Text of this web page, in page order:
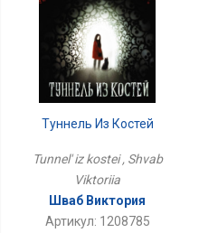
Туннель Из Костей
Tunnel' iz kostei , Shvab
Viktoriia
Шваб Виктория
Артикул: 1208785